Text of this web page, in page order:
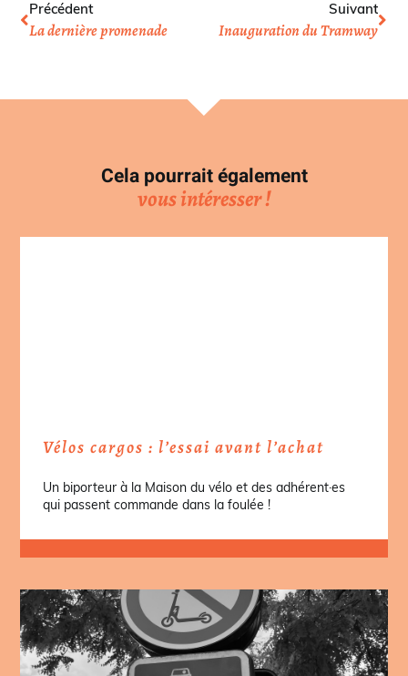
Précédent
La dernière promenade
Suivant
Inauguration du Tramway
Cela pourrait également
vous intéresser !
Vélos cargos : l’essai avant l’achat
Un biporteur à la Maison du vélo et des adhérent·es
qui passent commande dans la foulée !